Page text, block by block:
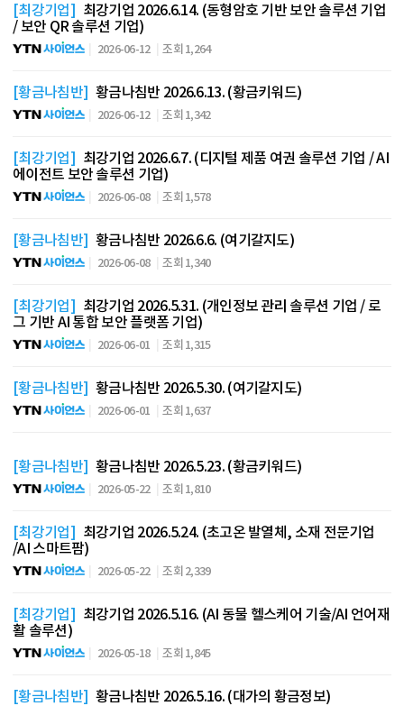
[최강기업] 최강기업 2026.6.14. (동형암호 기반 보안 솔루션 기업
/ 보안 QR 솔루션 기업)
2026-06-12 조회 1,264
[황금나침반] 황금나침반 2026.6.13. (황금키워드)
2026-06-12 조회 1,342
[최강기업] 최강기업 2026.6.7. (디지털 제품 여권 솔루션 기업 / AI
에이전트 보안 솔루션 기업)
2026-06-08 조회 1,578
[황금나침반] 황금나침반 2026.6.6. (여기갈지도)
2026-06-08 조회 1,340
[최강기업] 최강기업 2026.5.31. (개인정보 관리 솔루션 기업 / 로
그 기반 AI 통합 보안 플랫폼 기업)
2026-06-01 조회 1,315
[황금나침반] 황금나침반 2026.5.30. (여기갈지도)
2026-06-01 조회 1,637
[황금나침반] 황금나침반 2026.5.23. (황금키워드)
2026-05-22 조회 1,810
[최강기업] 최강기업 2026.5.24. (초고온 발열체, 소재 전문기업
/AI 스마트팜)
2026-05-22 조회 2,339
[최강기업] 최강기업 2026.5.16. (AI 동물 헬스케어 기술/AI 언어재
활 솔루션)
2026-05-18 조회 1,845
[황금나침반] 황금나침반 2026.5.16. (대가의 황금정보)